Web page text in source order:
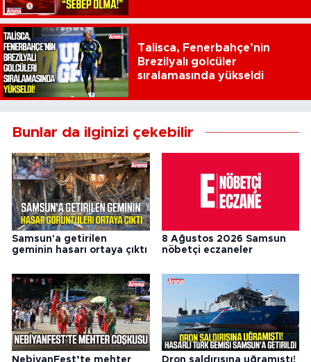
Talisca, Fenerbahçe’nin
Brezilyalı golcüler
sıralamasında yükseldi
Bunlar da ilginizi çekebilir
Samsun'a getirilen
geminin hasarı ortaya çıktı
8 Ağustos 2026 Samsun
nöbetçi eczaneler
NebiyanFest’te mehter Dron saldırısına uğramıştı!